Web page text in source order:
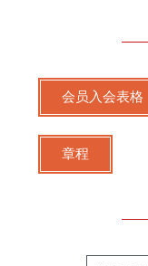
会员入会表格
章程